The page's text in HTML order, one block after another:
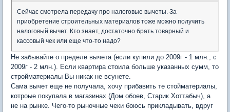
Сейчас смотрела передачу про налоговые вычеты. За
приобретение строительных материалов тоже можно получить
налоговый вычет. Кто знает, достаточно брать товарный и
кассовый чек или еще что-то надо?
Не забывайте о пределе вычета (если купили до 2009г - 1 млн., с
2009г - 2 млн.). Если квартира стоила больше указанных сумм, то
стройматериалы Вы никак не всунете.
Сама вычет еще не получала, хочу прибавить те стойматериалы,
котроые покупала в магазинах (Дом обоев, Старик Хоттабыч), а
не на рынке. Чего-то рыночные чеки боюсь прикладывать, вдруг